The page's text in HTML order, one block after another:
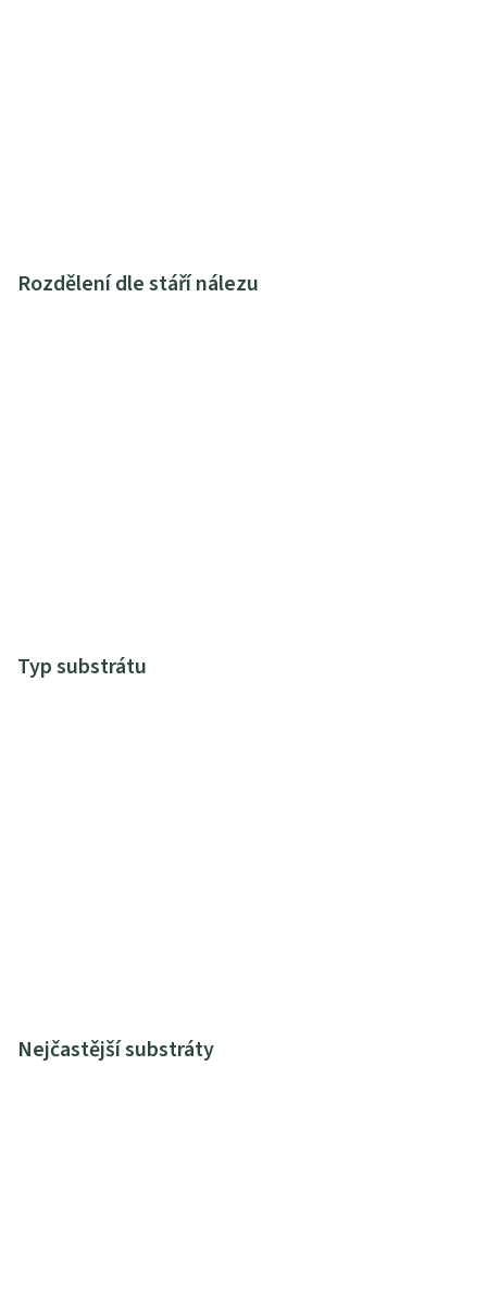
Rozdělení dle stáří nálezu
Typ substrátu
Nejčastější substráty